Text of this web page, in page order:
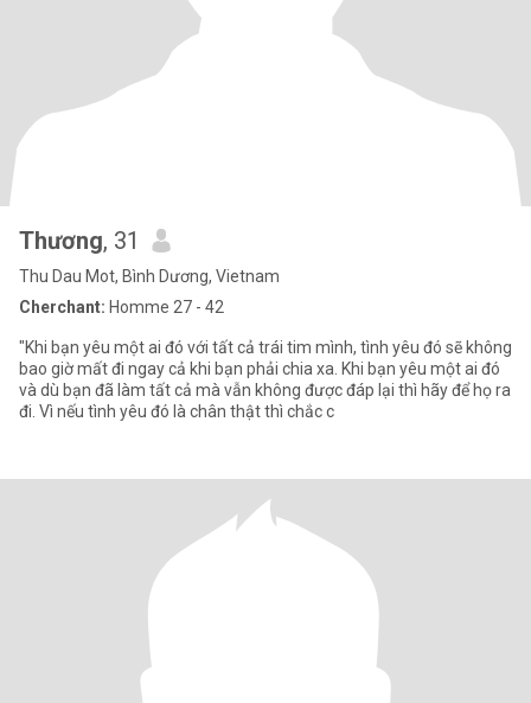
Thương, 31
Thu Dau Mot, Bình Dương, Vietnam
Cherchant: Homme 27 - 42
"Khi bạn yêu một ai đó với tất cả trái tim mình, tình yêu đó sẽ không
bao giờ mất đi ngay cả khi bạn phải chia xa. Khi bạn yêu một ai đó
và dù bạn đã làm tất cả mà vẫn không được đáp lại thì hãy để họ ra
đi. Vì nếu tình yêu đó là chân thật thì chắc c